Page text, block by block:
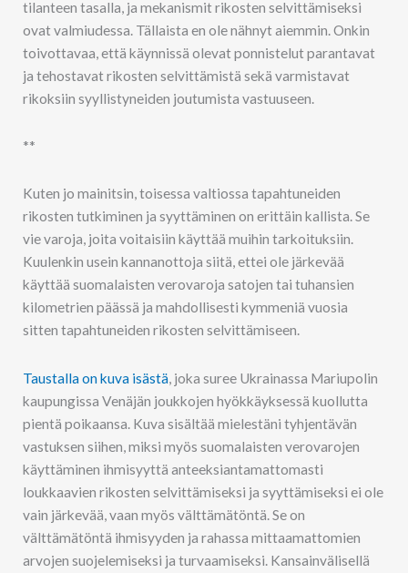
tilanteen tasalla, ja mekanismit rikosten selvittämiseksi
ovat valmiudessa. Tällaista en ole nähnyt aiemmin. Onkin
toivottavaa, että käynnissä olevat ponnistelut parantavat
ja tehostavat rikosten selvittämistä sekä varmistavat
rikoksiin syyllistyneiden joutumista vastuuseen.
**
Kuten jo mainitsin, toisessa valtiossa tapahtuneiden
rikosten tutkiminen ja syyttäminen on erittäin kallista. Se
vie varoja, joita voitaisiin käyttää muihin tarkoituksiin.
Kuulenkin usein kannanottoja siitä, ettei ole järkevää
käyttää suomalaisten verovaroja satojen tai tuhansien
kilometrien päässä ja mahdollisesti kymmeniä vuosia
sitten tapahtuneiden rikosten selvittämiseen.
Taustalla on kuva isästä , joka suree Ukrainassa Mariupolin
kaupungissa Venäjän joukkojen hyökkäyksessä kuollutta
pientä poikaansa. Kuva sisältää mielestäni tyhjentävän
vastuksen siihen, miksi myös suomalaisten verovarojen
käyttäminen ihmisyyttä anteeksiantamattomasti
loukkaavien rikosten selvittämiseksi ja syyttämiseksi ei ole
vain järkevää, vaan myös välttämätöntä. Se on
välttämätöntä ihmisyyden ja rahassa mittaamattomien
arvojen suojelemiseksi ja turvaamiseksi. Kansainvälisellä